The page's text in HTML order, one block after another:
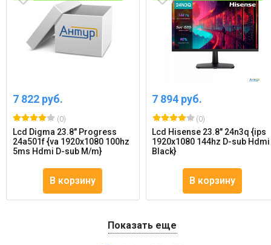
7 822 руб.
(0)
Lcd Digma 23.8" Progress
24a501f {va 1920x1080 100hz
5ms Hdmi D-sub M/m}
В корзину
7 894 руб.
(0)
Lcd Hisense 23.8" 24n3q {ips
1920x1080 144hz D-sub Hdmi
Black}
В корзину
Показать еще